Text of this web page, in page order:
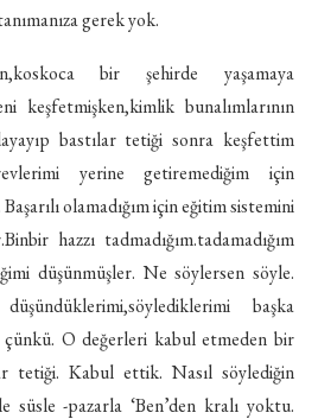
gerek yok.
bir şehirde yaşamaya
keşfetmişken,kimlik bunalımlarının
bastılar tetiği sonra keşfettim
yerine getiremediğim için
olamadığım için eğitim sistemini
hazzı tadmadığım.tadamadığım
düşünmüşler. Ne söylersen söyle.
başka
O değerleri kabul etmeden bir
tetiği. Kabul ettik. Nasıl söylediğin
-pazarla ‘Ben’den kralı yoktu.